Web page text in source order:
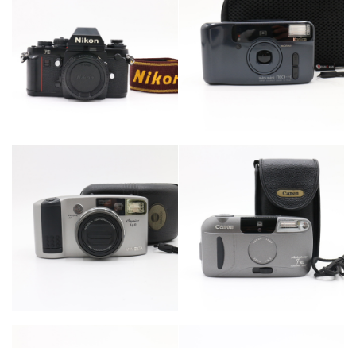
カテゴリー カメラ・レンズ カメラ・レンズ
カテゴリー カメラ・レンズ カテゴリー カメラ・レンズ